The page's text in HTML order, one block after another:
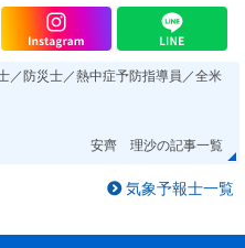
／防災士／熱中症予防指導員／全米
安齊 理沙の記事一覧
気象予報士一覧